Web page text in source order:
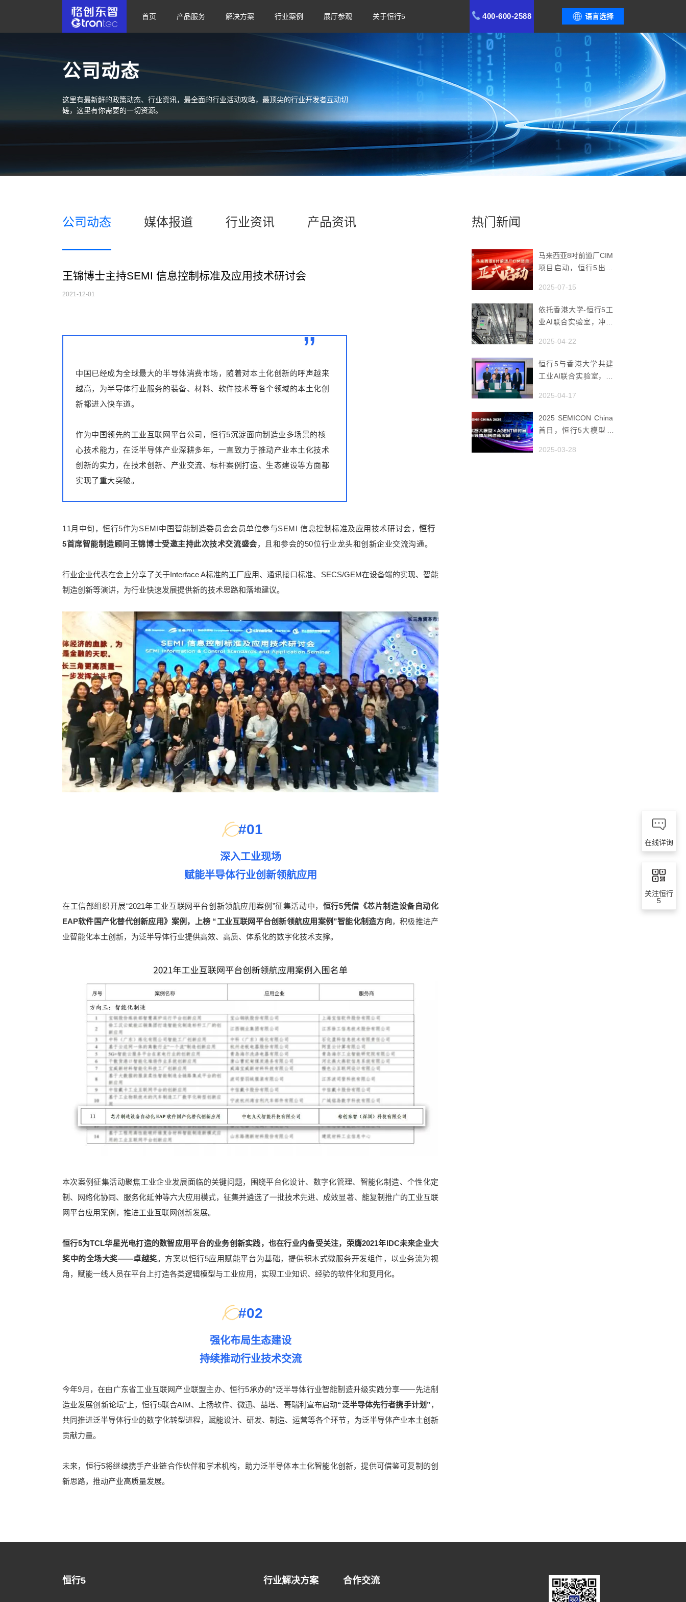
语言选择
400-600-2588
首页 产品服务 解决方案 行业案例 展厅参观 关于恒行5
公司动态
这里有最新鲜的政策动态、行业资讯，最全面的行业活动攻略，最顶尖的行业开发者互动切
磋，这里有你需要的一切资源。
公司动态 媒体报道 行业资讯 产品资讯
王锦博士主持SEMI 信息控制标准及应用技术研讨会
2021-12-01
”
中国已经成为全球最大的半导体消费市场，随着对本土化创新的呼声越来
越高，为半导体行业服务的装备、材料、软件技术等各个领域的本土化创
新都进入快车道。
作为中国领先的工业互联网平台公司，恒行5沉淀面向制造业多场景的核
心技术能力，在泛半导体产业深耕多年，一直致力于推动产业本土化技术
创新的实力，在技术创新、产业交流、标杆案例打造、生态建设等方面都
实现了重大突破。
11月中旬，恒行5作为SEMI中国智能制造委员会会员单位参与SEMI 信息控制标准及应用技术研讨会，恒行
5首席智能制造顾问王锦博士受邀主持此次技术交流盛会，且和参会的50位行业龙头和创新企业交流沟通。
行业企业代表在会上分享了关于Interface A标准的工厂应用、通讯接口标准、SECS/GEM在设备端的实现、智能
制造创新等演讲，为行业快速发展提供新的技术思路和落地建议。
#01
深入工业现场
赋能半导体行业创新领航应用
在工信部组织开展“2021年工业互联网平台创新领航应用案例”征集活动中， 恒行5凭借《芯片制造设备自动化
EAP软件国产化替代创新应用》案例，上榜 “工业互联网平台创新领航应用案例”智能化制造方向，积极推进产
业智能化本土创新，为泛半导体行业提供高效、高质、体系化的数字化技术支撑。
本次案例征集活动聚焦工业企业发展面临的关键问题，围绕平台化设计、数字化管理、智能化制造、个性化定
制、网络化协同、服务化延伸等六大应用模式，征集并遴选了一批技术先进、成效显著、能复制推广的工业互联
网平台应用案例，推进工业互联网创新发展。
恒行5为TCL华星光电打造的数智应用平台的业务创新实践，也在行业内备受关注，荣膺2021年IDC未来企业大
奖中的全场大奖——卓越奖。方案以恒行5应用赋能平台为基础，提供积木式微服务开发组件，以业务流为视
角，赋能一线人员在平台上打造各类逻辑模型与工业应用，实现工业知识、经验的软件化和复用化。
#02
强化布局生态建设
持续推动行业技术交流
今年9月，在由广东省工业互联网产业联盟主办、恒行5承办的“泛半导体行业智能制造升级实践分享——先进制
造业发展创新论坛”上，恒行5联合AIM、上扬软件、微迅、喆塔、哥瑞利宣布启动“泛半导体先行者携手计划”，
共同推进泛半导体行业的数字化转型进程，赋能设计、研发、制造、运营等各个环节，为泛半导体产业本土创新
贡献力量。
未来，恒行5将继续携手产业链合作伙伴和学术机构，助力泛半导体本土化智能化创新，提供可借鉴可复制的创
新思路，推动产业高质量发展。
热门新闻
马来西亚8吋前道厂CIM
项目启动，恒行5出海
2025-07-15
依托香港大学-恒行5工
业AI联合实验室，冲破
花板”
2025-04-22
恒行5与香港大学共建
工业AI联合实验室，推
创新枢纽
2025-04-17
2025 SEMICON China
首日，恒行5大模型 ×
体AI智造新浪潮
2025-03-28
恒行5 行业解决方案 合作交流
在线详询
关注恒行
5